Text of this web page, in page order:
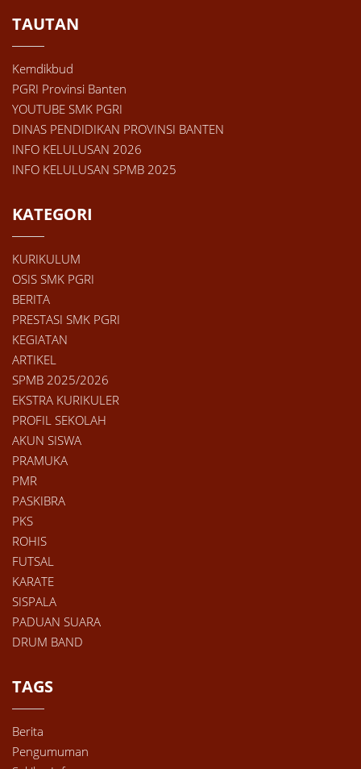
TAUTAN
Kemdikbud
PGRI Provinsi Banten
YOUTUBE SMK PGRI
DINAS PENDIDIKAN PROVINSI BANTEN
INFO KELULUSAN 2026
INFO KELULUSAN SPMB 2025
KATEGORI
KURIKULUM
OSIS SMK PGRI
BERITA
PRESTASI SMK PGRI
KEGIATAN
ARTIKEL
SPMB 2025/2026
EKSTRA KURIKULER
PROFIL SEKOLAH
AKUN SISWA
PRAMUKA
PMR
PASKIBRA
PKS
ROHIS
FUTSAL
KARATE
SISPALA
PADUAN SUARA
DRUM BAND
TAGS
Berita
Pengumuman